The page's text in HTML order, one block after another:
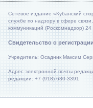
Сетевое издание «Кубанский
службе по надзору в сфере
коммуникаций (Роскомнадзор) 24
Свидетельство о
Учредитель: Осадник Максим
Адрес электронной почты
редакции: +7 (918) 630-3391